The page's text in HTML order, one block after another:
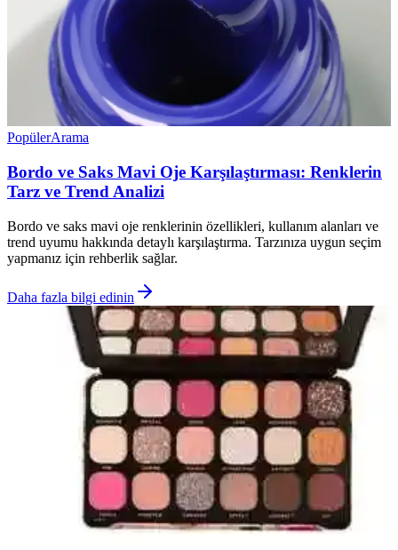
PopülerArama
Bordo ve Saks Mavi Oje Karşılaştırması: Renklerin
Tarz ve Trend Analizi
Bordo ve saks mavi oje renklerinin özellikleri, kullanım alanları ve
trend uyumu hakkında detaylı karşılaştırma. Tarzınıza uygun seçim
yapmanız için rehberlik sağlar.
Daha fazla bilgi edinin